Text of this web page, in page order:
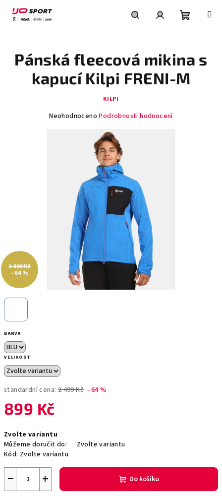
obsah
košík
BARVA
VELIKOST
standardní cena: 2 499 Kč –64 %
899 Kč
cena:
Zvolte variantu
Můžeme doručit do:
Zvolte variantu
Kód: Zvolte variantu
+
− Do košíku
Pánská fleecová mikina s
kapucí Kilpi FRENI-M
KILPI
Průměrné
hvězdiček.
Neohodnoceno Podrobnosti hodnocení
2 499 Kč
–64 %